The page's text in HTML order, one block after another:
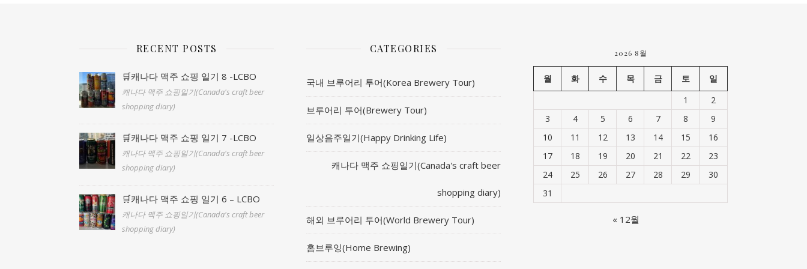
RECENT POSTS
🛒캐나다 맥주 쇼핑 일기 8 -LCBO
캐나다 맥주 쇼핑일기(Canada's craft beer
shopping diary)
🛒캐나다 맥주 쇼핑 일기 7 -LCBO
캐나다 맥주 쇼핑일기(Canada's craft beer
shopping diary)
🛒캐나다 맥주 쇼핑 일기 6 – LCBO
캐나다 맥주 쇼핑일기(Canada's craft beer
shopping diary)
CATEGORIES
국내 브루어리 투어(Korea Brewery Tour)
브루어리 투어(Brewery Tour)
일상음주일기(Happy Drinking Life)
캐나다 맥주 쇼핑일기(Canada's craft beer
shopping diary)
해외 브루어리 투어(World Brewery Tour)
홈브루잉(Home Brewing)
2026 8월
월 화 수 목 금 토
일
1
2
3
4 5 6 7 8
9
10
11 12 13 14 15
16
17
18 19 20 21 22
23
24
25 26 27 28 29
30
31
« 12월